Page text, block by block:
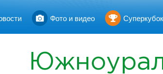
Фото и видео Суперкубок